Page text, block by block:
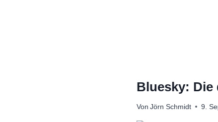
Bluesky: Die
Von Jörn Schmidt 9.